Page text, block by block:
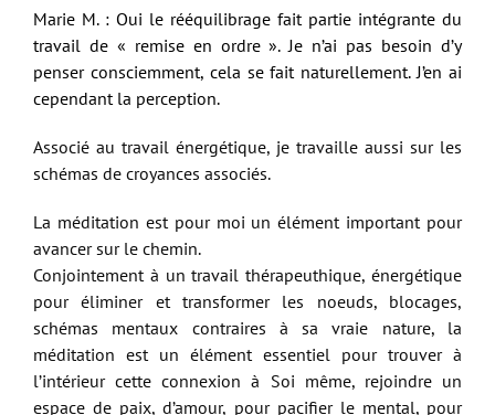
Marie M. : Oui le rééquilibrage fait partie intégrante du
travail de « remise en ordre ». Je n’ai pas besoin d’y
penser consciemment, cela se fait naturellement. J’en ai
cependant la perception.
Associé au travail énergétique, je travaille aussi sur les
schémas de croyances associés.
La méditation est pour moi un élément important pour
avancer sur le chemin.
Conjointement à un travail thérapeuthique, énergétique
pour éliminer et transformer les noeuds, blocages,
schémas mentaux contraires à sa vraie nature, la
méditation est un élément essentiel pour trouver à
l’intérieur cette connexion à Soi même, rejoindre un
espace de paix, d’amour, pour pacifier le mental, pour